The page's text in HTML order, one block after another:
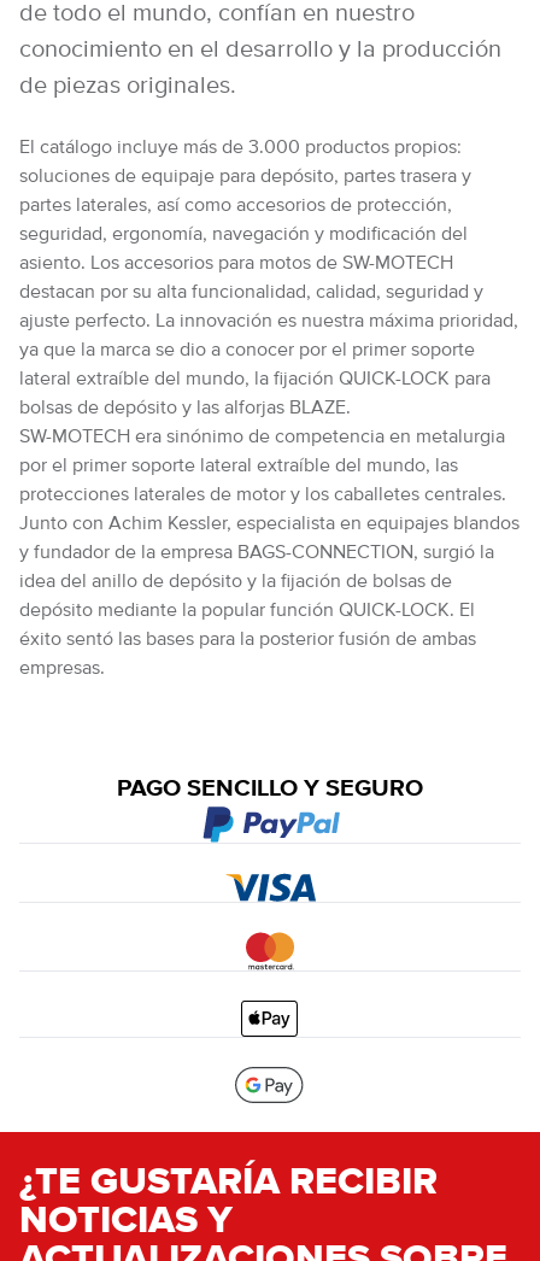
de todo el mundo, confían en nuestro
conocimiento en el desarrollo y la producción
de piezas originales.
El catálogo incluye más de 3.000 productos propios:
soluciones de equipaje para depósito, partes trasera y
partes laterales, así como accesorios de protección,
seguridad, ergonomía, navegación y modificación del
asiento. Los accesorios para motos de SW-MOTECH
destacan por su alta funcionalidad, calidad, seguridad y
ajuste perfecto. La innovación es nuestra máxima prioridad,
ya que la marca se dio a conocer por el primer soporte
lateral extraíble del mundo, la fijación QUICK-LOCK para
bolsas de depósito y las alforjas BLAZE.
SW-MOTECH era sinónimo de competencia en metalurgia
por el primer soporte lateral extraíble del mundo, las
protecciones laterales de motor y los caballetes centrales.
Junto con Achim Kessler, especialista en equipajes blandos
y fundador de la empresa BAGS-CONNECTION, surgió la
idea del anillo de depósito y la fijación de bolsas de
depósito mediante la popular función QUICK-LOCK. El
éxito sentó las bases para la posterior fusión de ambas
empresas.
PAGO SENCILLO Y SEGURO
¿TE GUSTARÍA RECIBIR
NOTICIAS Y